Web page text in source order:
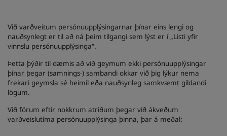
Við varðveitum persónuupplýsingarnar þínar eins lengi og
nauðsynlegt er til að ná þeim tilgangi sem lýst er í „Listi yfir
vinnslu persónuupplýsinga“.
Þetta þýðir til dæmis að við geymum ekki persónuupplýsingar
þínar þegar (samnings-) sambandi okkar við þig lýkur nema
frekari geymsla sé heimil eða nauðsynleg samkvæmt gildandi
lögum.
Við förum eftir nokkrum atriðum þegar við ákveðum
varðveislutíma persónuupplýsinga þinna, þar á meðal: